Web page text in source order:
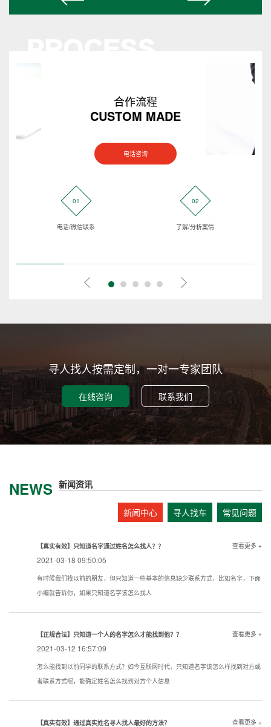
合作流程
CUSTOM MADE
电话咨询
01
电话/微信联系
02
了解/分析案情
寻人找人按需定制，一对一专家团队
在线咨询 联系我们
NEWS 新闻资讯
新闻中心 寻人找车 常见问题
【真实有效】只知道名字通过姓名怎么找人？？
2021-03-18 09:50:05
查看更多 +
有时候我们找以前的朋友，但只知道一些基本的信息缺少联系方式，比如名字，下面
小编就告诉你，如果只知道名字该怎么找人
【正规合法】只知道一个人的名字怎么才能找到他？？
2021-03-12 16:57:09
查看更多 +
怎么能找到以前同学的联系方式？如今互联网时代，只知道名字该怎么样找到对方或
者联系方式呢，能确定姓名怎么找到对方个人信息
【真实有效】通过真实姓名寻人找人最好的方法？ 查看更多 +